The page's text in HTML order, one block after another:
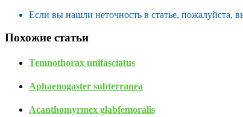
Если вы нашли неточность в статье, пожалуйста,
Похожие статьи
Temnothorax unifasciatus
Aphaenogaster subterranea
Acanthomyrmex glabfemoralis